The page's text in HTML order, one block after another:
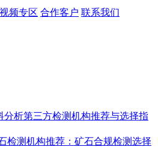
视频专区 合作客户 联系我们
分析第三方检测机构推荐与选择指
检测机构推荐：矿石合规检测选择